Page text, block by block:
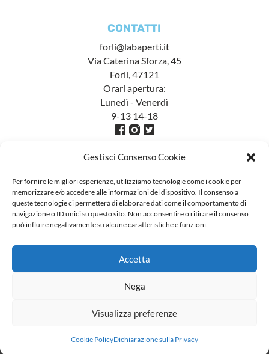
Gestisci Consenso Cookie
Per fornire le migliori esperienze, utilizziamo tecnologie come i cookie per
memorizzare e/o accedere alle informazioni del dispositivo. Il consenso a
queste tecnologie ci permetterà di elaborare dati come il comportamento di
navigazione o ID unici su questo sito. Non acconsentire o ritirare il consenso
può influire negativamente su alcune caratteristiche e funzioni.
Accetta
Nega
Visualizza preferenze
Cookie PolicyDichiarazione sulla Privacy
CONTATTI
forli@labaperti.it
Via Caterina Sforza, 45
Forlì, 47121
Orari apertura:
Lunedì - Venerdì
9-13 14-18